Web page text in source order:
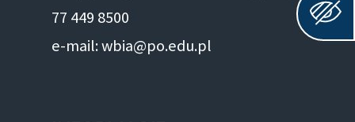
77 449 8500
e-mail: wbia@po.edu.pl